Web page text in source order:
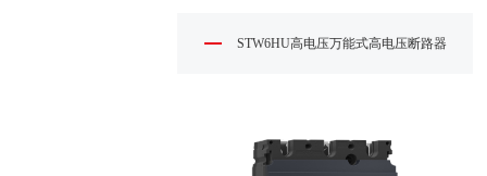
STW6HU高电压万能式高电压断路器